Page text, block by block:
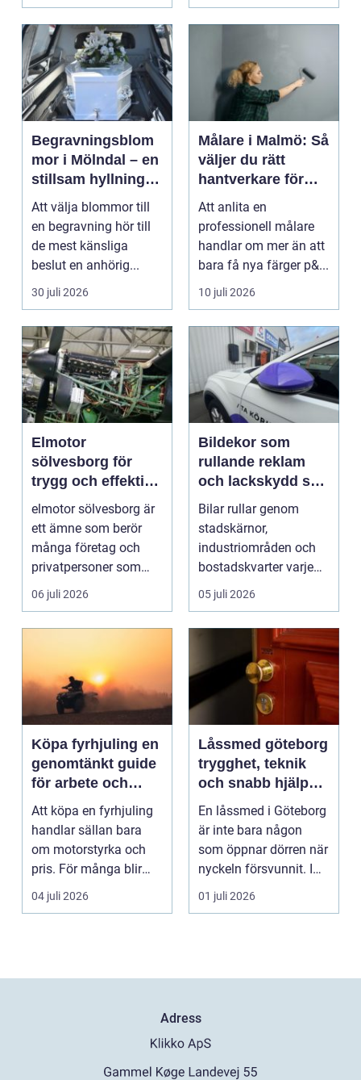
Begravningsblom
mor i Mölndal – en
stillsam hyllning i
livets svåraste
stund
Att välja blommor till
en begravning hör till
de mest känsliga
beslut en anhörig...
30 juli 2026
Målare i Malmö: Så
väljer du rätt
hantverkare för
hem och fasad
Att anlita en
professionell målare
handlar om mer än att
bara få nya färger p&...
10 juli 2026
Elmotor
sölvesborg för
trygg och effektiv
drift
elmotor sölvesborg är
ett ämne som berör
många företag och
privatpersoner som
behöver driftsäkra
mas...
06 juli 2026
Bildekor som
rullande reklam
och lackskydd så
tänker man smart
Bilar rullar genom
stadskärnor,
industriområden och
bostadskvarter varje
dag. Många företag
betalar ...
05 juli 2026
Köpa fyrhjuling en
genomtänkt guide
för arbete och
fritid
Att köpa en fyrhjuling
handlar sällan bara
om motorstyrka och
pris. För många blir
maskinen ett vikt...
04 juli 2026
Låssmed göteborg
trygghet, teknik
och snabb hjälp
när du behöver det
En låssmed i Göteborg
är inte bara någon
som öppnar dörren när
nyckeln försvunnit. I
dag handlar yrk...
01 juli 2026
Adress